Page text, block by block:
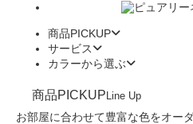
商品PICKUP
サービス
カラーから選ぶ
商品PICKUP Line Up
お部屋に合わせて豊富な色をオー